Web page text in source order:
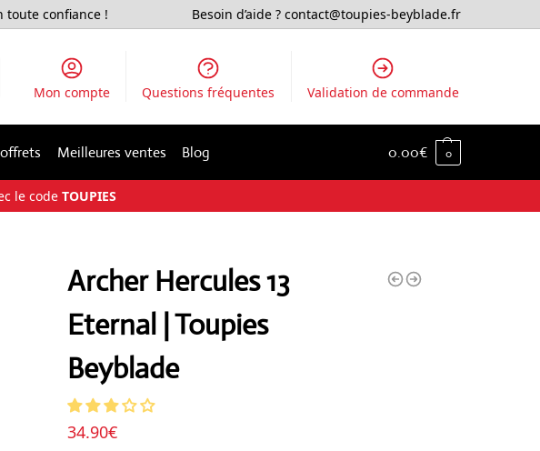
toute confiance ! Besoin d’aide ? contact@toupies-beyblade.fr
Mon compte Questions fréquentes Validation de commande
Meilleures ventes Blog 0.00€ 0
le code TOUPIES
Archer Hercules 13
Eternal | Toupies
Beyblade
34.90€